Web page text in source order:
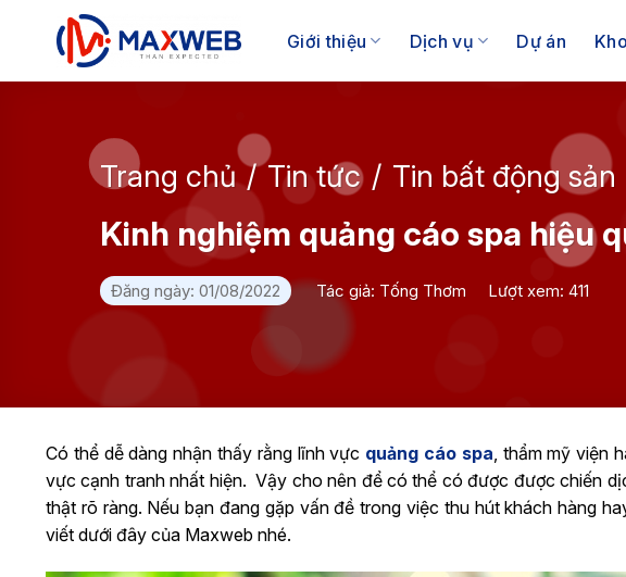
Giới thiệu Dịch vụ Dự án
Trang chủ / Tin tức / Tin bất động sản
Kinh nghiệm quảng cáo spa hiệu
Đăng ngày: 01/08/2022 Tác giả: Tống Thơm Lượt xem: 411
Có thể dễ dàng nhận thấy rằng lĩnh vực quảng cáo spa, thẩm mỹ viện
vực cạnh tranh nhất hiện. Vậy cho nên để có thể có được được chiến
thật rõ ràng. Nếu bạn đang gặp vấn đề trong việc thu hút khách hàng
viết dưới đây của Maxweb nhé.